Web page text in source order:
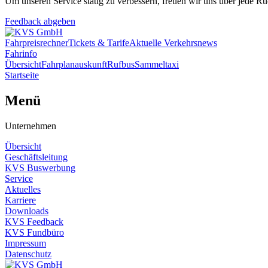
Feedback abgeben
FahrpreisrechnerTickets & TarifeAktuelle Verkehrsnews
Fahrinfo
ÜbersichtFahrplanauskunftRufbusSammeltaxi
Startseite
Menü
Unternehmen
Übersicht
Geschäftsleitung
KVS Buswerbung
Service
Aktuelles
Karriere
Downloads
KVS Feedback
KVS Fundbüro
Impressum
Datenschutz